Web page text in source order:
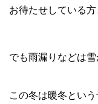
お待たせしている方
でも雨漏りなどは
この冬は暖冬とい